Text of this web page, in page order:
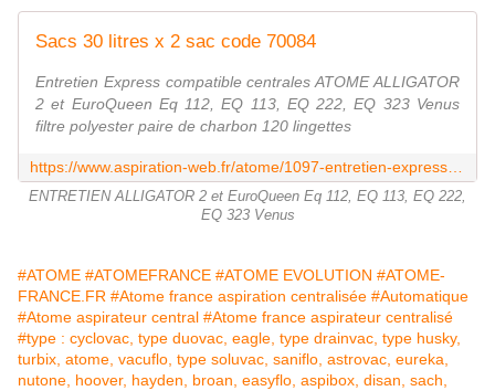
Sacs 30 litres x 2 sac code 70084
Entretien Express compatible centrales ATOME ALLIGATOR
2 et EuroQueen Eq 112, EQ 113, EQ 222, EQ 323 Venus
filtre polyester paire de charbon 120 lingettes
ENTRETIEN ALLIGATOR 2 et EuroQueen Eq 112, EQ 113, EQ 222,
EQ 323 Venus
#ATOME #ATOMEFRANCE #ATOME EVOLUTION #ATOME-
FRANCE.FR #Atome france aspiration centralisée #Automatique
#Atome aspirateur central #Atome france aspirateur centralisé
#type : cyclovac, type duovac, eagle, type drainvac, type husky,
turbix, atome, vacuflo, type soluvac, saniflo, astrovac, eureka,
nutone, hoover, hayden, broan, easyflo, aspibox, disan, sach,